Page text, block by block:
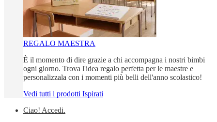
REGALO MAESTRA
È il momento di dire grazie a chi accompagna i nostri bimbi
ogni giorno. Trova l'idea regalo perfetta per le maestre e
personalizzala con i momenti più belli dell'anno scolastico!
Vedi tutti i prodotti Ispirati
Ciao! Accedi.